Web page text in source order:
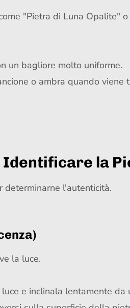
"Pietra di Luna Opalite"
un bagliore molto uniforme.
o ambra quando
la
determinarne l'autenticità.
la luce.
e inclinala lentamente da